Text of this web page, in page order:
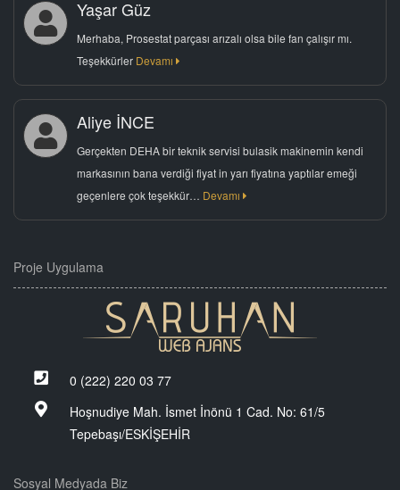
Yaşar Güz
Merhaba, Prosestat parçası arızalı olsa bile fan çalışır mı.
Teşekkürler Devamı
Aliye İNCE
Gerçekten DEHA bir teknik servisi bulasik makinemin kendi
markasının bana verdiği fiyat in yarı fiyatına yaptılar emeği
geçenlere çok teşekkür… Devamı
Proje Uygulama
0 (222) 220 03 77
Hoşnudiye Mah. İsmet İnönü 1 Cad. No: 61/5
Tepebaşı/ESKİŞEHİR
Sosyal Medyada Biz